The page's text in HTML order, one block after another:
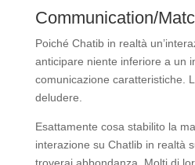
Communication/
Poiché Chatib in realtà
anticipare niente inferiore a un
comunicazione caratteristiche.
deludere.
Esattamente cosa stabilito la
interazione su Chatlib in realtà